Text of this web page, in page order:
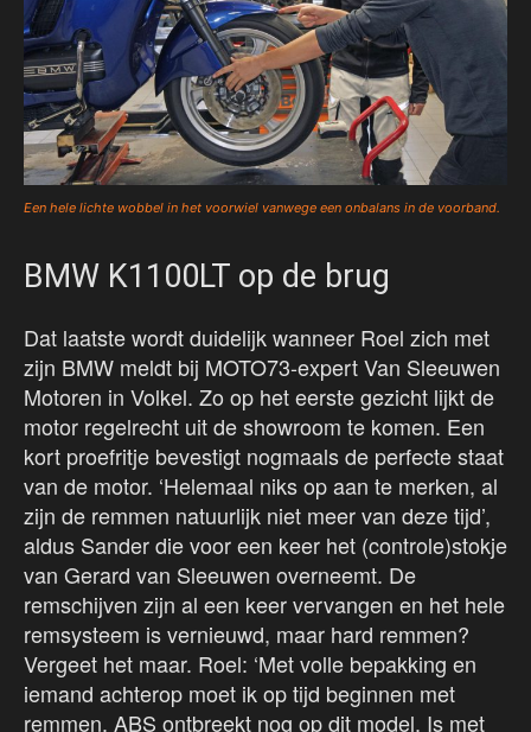
Een hele lichte wobbel in het voorwiel vanwege een onbalans in de voorband.
BMW K1100LT op de brug
Dat laatste wordt duidelijk wanneer Roel zich met
zijn BMW meldt bij MOTO73-expert Van Sleeuwen
Motoren in Volkel. Zo op het eerste gezicht lijkt de
motor regelrecht uit de showroom te komen. Een
kort proefritje bevestigt nogmaals de perfecte staat
van de motor. ‘Helemaal niks op aan te merken, al
zijn de remmen natuurlijk niet meer van deze tijd’,
aldus Sander die voor een keer het (controle)stokje
van Gerard van Sleeuwen overneemt. De
remschijven zijn al een keer vervangen en het hele
remsysteem is vernieuwd, maar hard remmen?
Vergeet het maar. Roel: ‘Met volle bepakking en
iemand achterop moet ik op tijd beginnen met
remmen. ABS ontbreekt nog op dit model. Is met